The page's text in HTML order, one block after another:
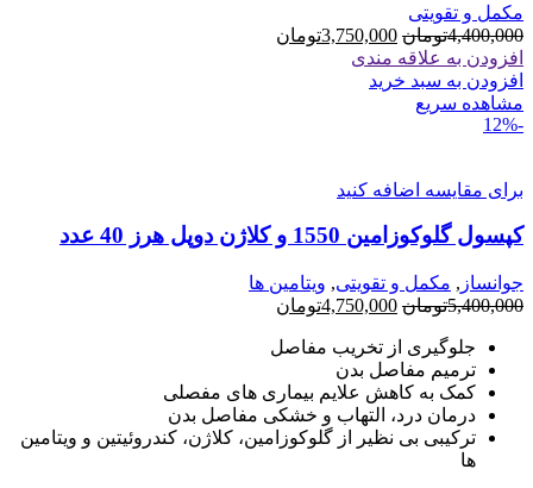
مکمل و تقویتی
4,400,000تومان قیمت
اصلی
3,750,000تومان
افزودن به علاقه مندی
افزودن به سبد خرید
مشاهده سریع
-12%
برای مقایسه اضافه کنید
کپسول گلوکوزامین 1550 و کلاژن دوپل هرز 40 عدد
جوانساز , مکمل و تقویتی, ویتامین ها
5,400,000تومان قیمت
5,400,000تومان
بود.
4,750,000تومان
جلوگیری از تخریب مفاصل
ترمیم مفاصل بدن
کمک به کاهش علایم بیماری های مفصلی
درمان درد، التهاب و خشکی مفاصل بدن
ترکیبی بی نظیر از گلوکوزامین، کلاژن، کندروئیتین و ویتامین
ها